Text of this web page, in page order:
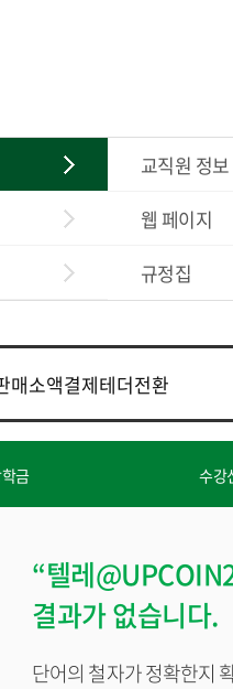
교직원 정보
웹 페이지
규정집
금 수강
명서발급“텔레
결과가 없습니다.
단어의 철자가 정확한지